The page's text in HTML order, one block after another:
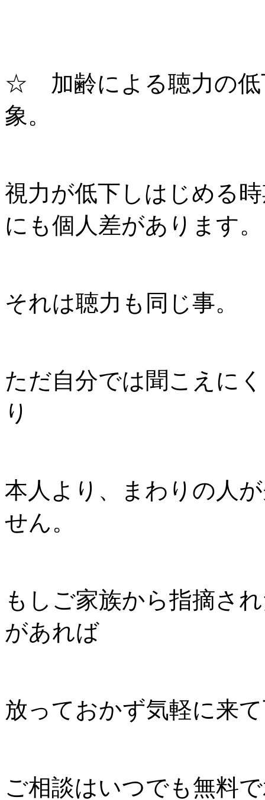
☆ 加齢による聴力の低
象。
視力が低下しはじめる
にも個人差があります。
それは聴力も同じ事。
ただ自分では聞こえに
り
本人より、まわりの人
せん。
もしご家族から指摘さ
があれば
放っておかず気軽に来
ご相談はいつでも無料